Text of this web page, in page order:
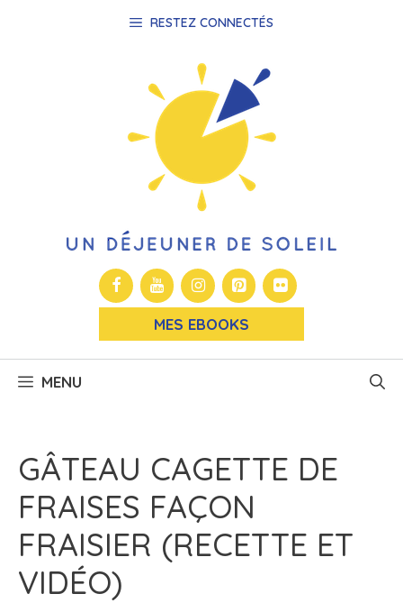
RESTEZ CONNECTÉS
MES EBOOKS
MENU
GÂTEAU CAGETTE DE
FRAISES FAÇON
FRAISIER (RECETTE ET
VIDÉO)